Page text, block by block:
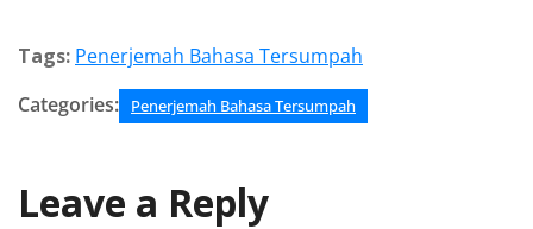
Tags: Penerjemah Bahasa Tersumpah
Categories:
Penerjemah Bahasa Tersumpah
Leave a Reply